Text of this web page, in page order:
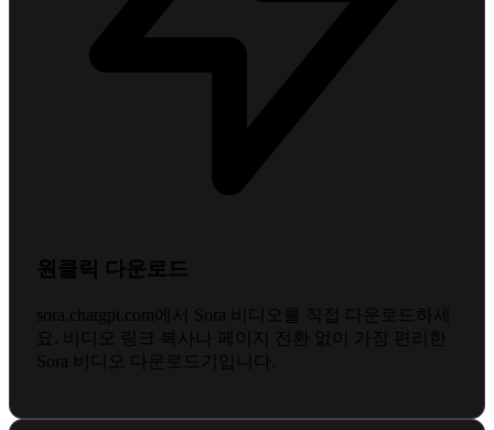
원클릭 다운로드
sora.chatgpt.com에서 Sora 비디오를 직접 다운로드하세
요. 비디오 링크 복사나 페이지 전환 없이 가장 편리한
Sora 비디오 다운로드기입니다.